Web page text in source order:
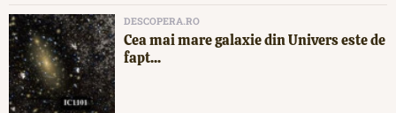
DESCOPERA.RO
Cea mai mare galaxie din Univers este de
fapt...